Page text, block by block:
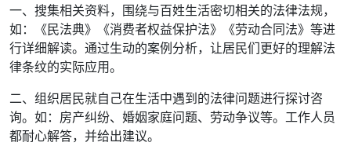
一、搜集相关资料，围绕与百姓生活密切相关的法律法规，
如：《民法典》《消费者权益保护法》《劳动合同法》等进
行详细解读。通过生动的案例分析，让居民们更好的理解法
律条纹的实际应用。
二、组织居民就自己在生活中遇到的法律问题进行探讨咨
询。如：房产纠纷、婚姻家庭问题、劳动争议等。工作人员
都耐心解答，并给出建议。